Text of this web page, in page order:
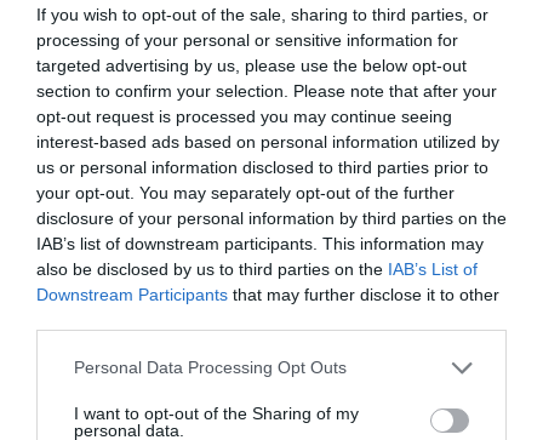
If you wish to opt-out of the sale, sharing to third parties, or
processing of your personal or sensitive information for
targeted advertising by us, please use the below opt-out
section to confirm your selection. Please note that after your
opt-out request is processed you may continue seeing
interest-based ads based on personal information utilized by
us or personal information disclosed to third parties prior to
your opt-out. You may separately opt-out of the further
disclosure of your personal information by third parties on the
IAB’s list of downstream participants. This information may
also be disclosed by us to third parties on the IAB’s List of
Downstream Participants that may further disclose it to other
Please note that this website/app uses one or more Google
not limited to your visit or usage behaviour. You may click to
Personal Data Processing Opt Outs
I want to opt-out of the Sharing of my
personal data.
Παρακαλώ Περιμένετε...
ΛΟΓΑΡΙΑΣΜΟΣ - ΛΙΟΛΙΟΥ ΚΑΤΕΡΙΝΑ